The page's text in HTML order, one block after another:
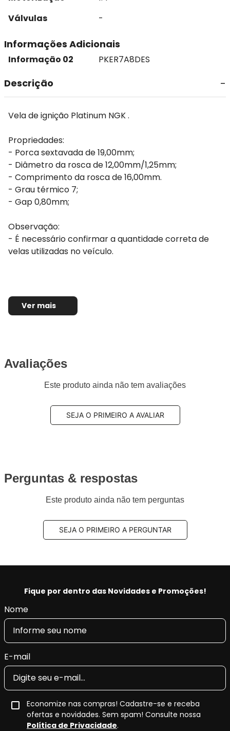
Válvulas
-
Informações Adicionais
Informação 02 PKER7A8DES
Descrição
Vela de ignição Platinum NGK .
Propriedades:
- Porca sextavada de 19,00mm;
- Diâmetro da rosca de 12,00mm/1,25mm;
- Comprimento da rosca de 16,00mm.
- Grau térmico 7;
- Gap 0,80mm;
Observação:
- É necessário confirmar a quantidade correta de
velas utilizadas no veículo.
Ver mais
Avaliações
Este produto ainda não tem avaliações
SEJA O PRIMEIRO A AVALIAR
Perguntas & respostas
Este produto ainda não tem perguntas
SEJA O PRIMEIRO A PERGUNTAR
Fique por dentro das Novidades e Promoções!
Nome
E-mail
Economize nas compras! Cadastre-se e receba
ofertas e novidades. Sem spam! Consulte nossa
Política de Privacidade.